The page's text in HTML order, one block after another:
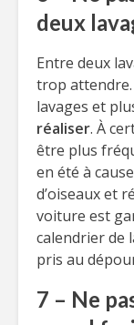
deux
Entre deux
trop attendre.
lavages et
réaliser. À
être plus
en été à
d’oiseaux et
voiture est
calendrier de
pris au
7 – Ne